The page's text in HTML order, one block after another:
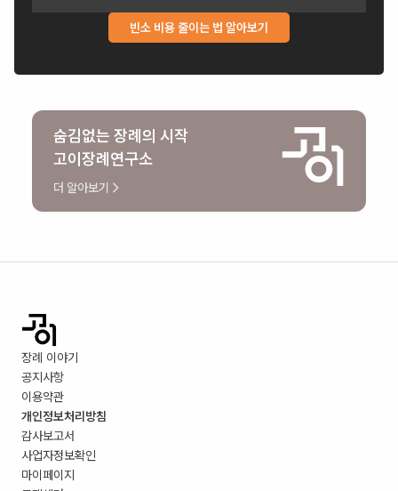
빈소 비용 줄이는 법 알아보기
숨김없는 장례의 시작
고이장례연구소
더 알아보기
장례 이야기
공지사항
이용약관
개인정보처리방침
감사보고서
사업자정보확인
마이페이지